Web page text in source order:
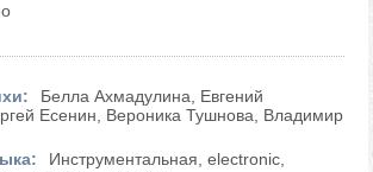
Белла Ахмадулина, Евгений
Есенин, Вероника Тушнова, Владимир
Инструментальная, electronic,